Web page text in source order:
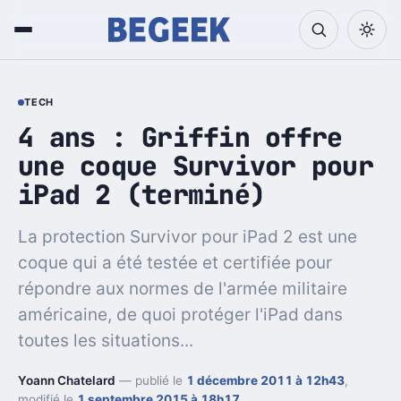
TECH
4 ans : Griffin offre
une coque Survivor pour
iPad 2 (terminé)
La protection Survivor pour iPad 2 est une
coque qui a été testée et certifiée pour
répondre aux normes de l'armée militaire
américaine, de quoi protéger l'iPad dans
toutes les situations...
Yoann Chatelard — publié le 1 décembre 2011 à 12h43,